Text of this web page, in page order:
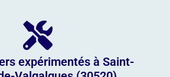
expérimentés à Saint-